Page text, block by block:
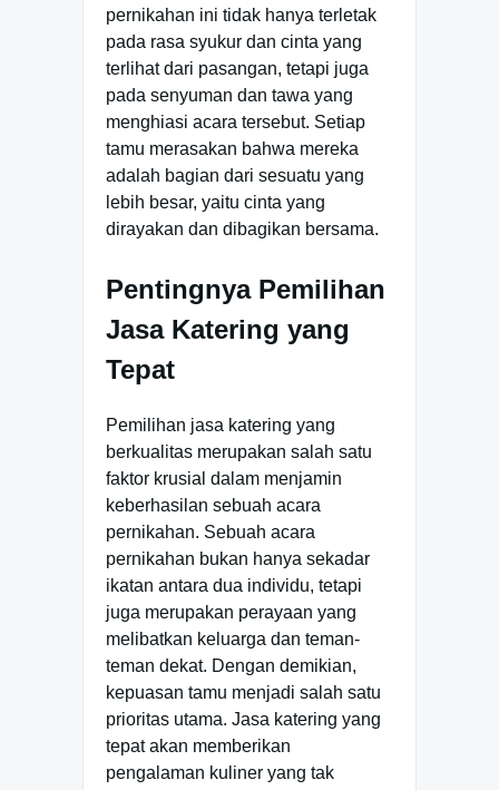
pernikahan ini tidak hanya terletak
pada rasa syukur dan cinta yang
terlihat dari pasangan, tetapi juga
pada senyuman dan tawa yang
menghiasi acara tersebut. Setiap
tamu merasakan bahwa mereka
adalah bagian dari sesuatu yang
lebih besar, yaitu cinta yang
dirayakan dan dibagikan bersama.
Pentingnya Pemilihan
Jasa Katering yang
Tepat
Pemilihan jasa katering yang
berkualitas merupakan salah satu
faktor krusial dalam menjamin
keberhasilan sebuah acara
pernikahan. Sebuah acara
pernikahan bukan hanya sekadar
ikatan antara dua individu, tetapi
juga merupakan perayaan yang
melibatkan keluarga dan teman-
teman dekat. Dengan demikian,
kepuasan tamu menjadi salah satu
prioritas utama. Jasa katering yang
tepat akan memberikan
pengalaman kuliner yang tak